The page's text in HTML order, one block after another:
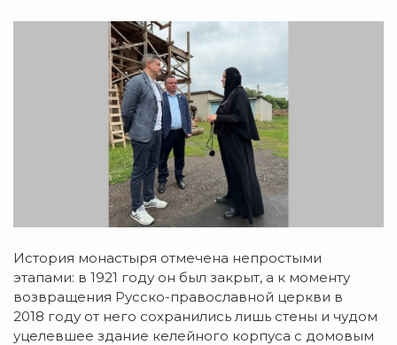
История монастыря отмечена непростыми
этапами: в 1921 году он был закрыт, а к моменту
возвращения Русско-православной церкви в
2018 году от него сохранились лишь стены и чудом
уцелевшее здание келейного корпуса с домовым